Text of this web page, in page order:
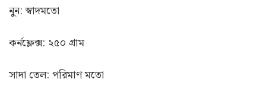
নুন: স্বাদমতো
কর্নফ্লেক্স: ২৫০ গ্রাম
সাদা তেল: পরিমাণ মতো